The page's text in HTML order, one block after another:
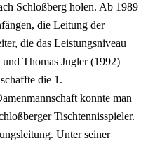
Schloßberg holen. Ab 1989
die Leitung der
die das Leistungsniveau
Thomas Jugler (1992)
die 1.
konnte man
Tischtennisspieler.
Unter seiner